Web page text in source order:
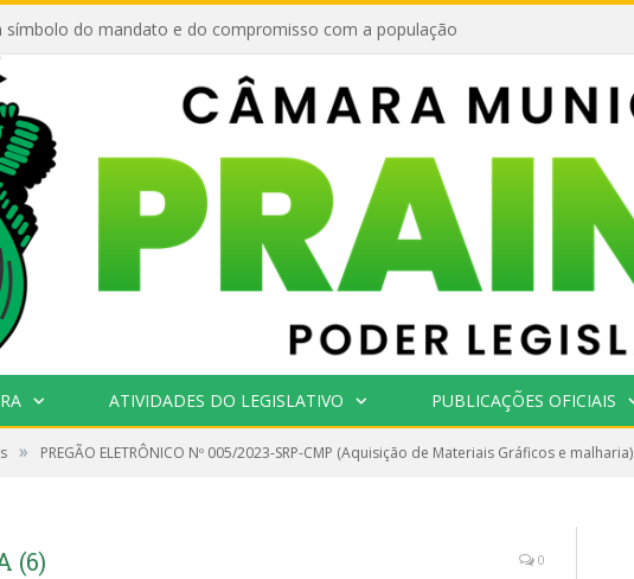
símbolo do mandato e do compromisso com a população
ATIVIDADES DO LEGISLATIVO PUBLICAÇÕES OFICIAIS
» PREGÃO ELETRÔNICO Nº 005/2023-SRP-CMP (Aquisição de Materiais Gráficos e malharia)
(6) 0